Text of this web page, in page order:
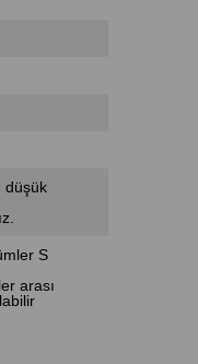
düşük
S
arası